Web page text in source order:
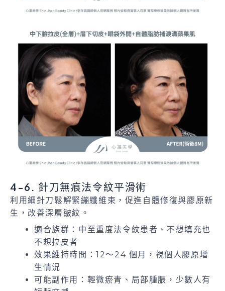
4-6. 針刀無痕法令紋平滑術
利用細針刀鬆解緊繃纖維束，促進自體修復與膠原新
生，改善深層皺紋。
適合族群：中至重度法令紋患者、不想填充也
不想拉皮者
效果維持時間：12～24 個月，視個人膠原增
生情況
可能副作用：輕微瘀青、局部腫脹，少數人有